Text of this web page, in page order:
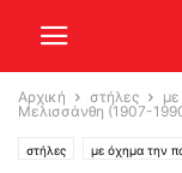
Αρχική στήλες
Μελισσάνθη (1907-
στήλες με όχημα την